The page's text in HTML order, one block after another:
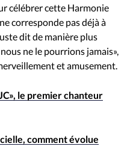
célébrer cette Harmonie
corresponde pas déjà à
dit de manière plus
ne le pourrions jamais»,
et amusement.
le premier chanteur
comment évolue